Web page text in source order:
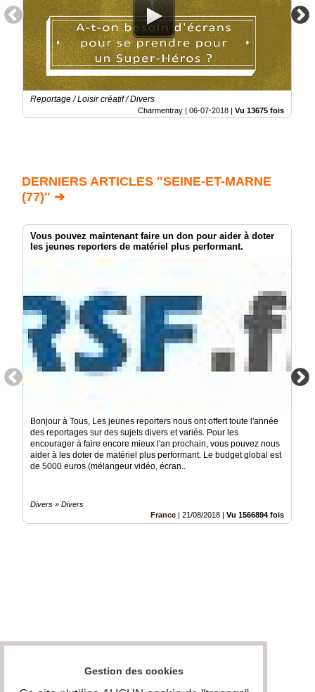
Reportage / Loisir créatif / Divers
Charmentray | 06-07-2018 | Vu 13675 fois
DERNIERS ARTICLES "SEINE-ET-MARNE
(77)" ➔
Vous pouvez maintenant faire un don pour aider à doter
les jeunes reporters de matériel plus performant.
Bonjour à Tous, Les jeunes reporters nous ont offert toute l'année
des reportages sur des sujets divers et variés. Pour les
encourager à faire encore mieux l'an prochain, vous pouvez nous
aider à les doter de matériel plus performant. Le budget global est
de 5000 euros (mélangeur vidéo, écran..
Divers » Divers
France
21/08/2018 Vu 1566894 fois
Gestion des cookies